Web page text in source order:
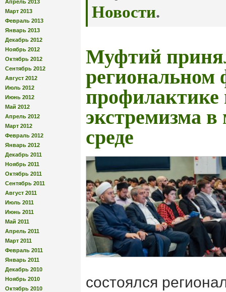
Апрель 2013
Март 2013
Февраль 2013
Январь 2013
Декабрь 2012
Ноябрь 2012
Октябрь 2012
Сентябрь 2012
Август 2012
Июль 2012
Июнь 2012
Май 2012
Апрель 2012
Март 2012
Февраль 2012
Январь 2012
Декабрь 2011
Ноябрь 2011
Октябрь 2011
Сентябрь 2011
Август 2011
Июль 2011
Июнь 2011
Май 2011
Апрель 2011
Март 2011
Февраль 2011
Январь 2011
Декабрь 2010
Ноябрь 2010
Октябрь 2010
Новости.
Муфтий
региональном
профилактике
экстремизма
среде
состоялся